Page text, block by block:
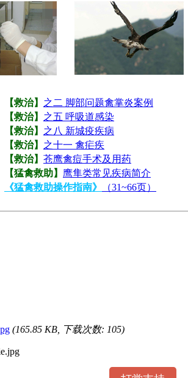
【救治】 之二 脚部问题禽掌炎案例
【救治】 之五 呼吸道感染
【救治】 之八 新城疫疾病
【救治】 之十一 禽疟疾
【救治】 苍鹰禽痘手术及用药
【猛禽救助】 鹰隼类常见疾病简介
《猛禽救助操作指南》 （31~66页）
(165.85 KB, 下载次数: 105)